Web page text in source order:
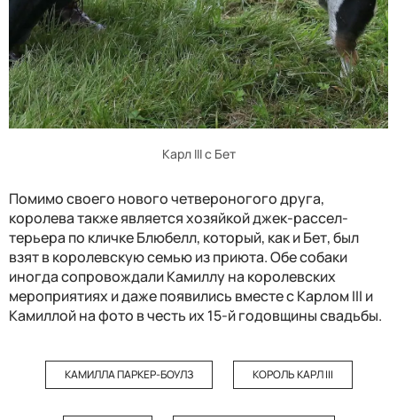
Карл III с Бет
Помимо своего нового четвероногого друга,
королева также является хозяйкой джек-рассел-
терьера по кличке Блюбелл, который, как и Бет, был
взят в королевскую семью из приюта. Обе собаки
иногда сопровождали Камиллу на королевских
мероприятиях и даже появились вместе с Карлом III и
Камиллой на фото в честь их 15-й годовщины свадьбы.
КАМИЛЛА ПАРКЕР-БОУЛЗ КОРОЛЬ КАРЛ III